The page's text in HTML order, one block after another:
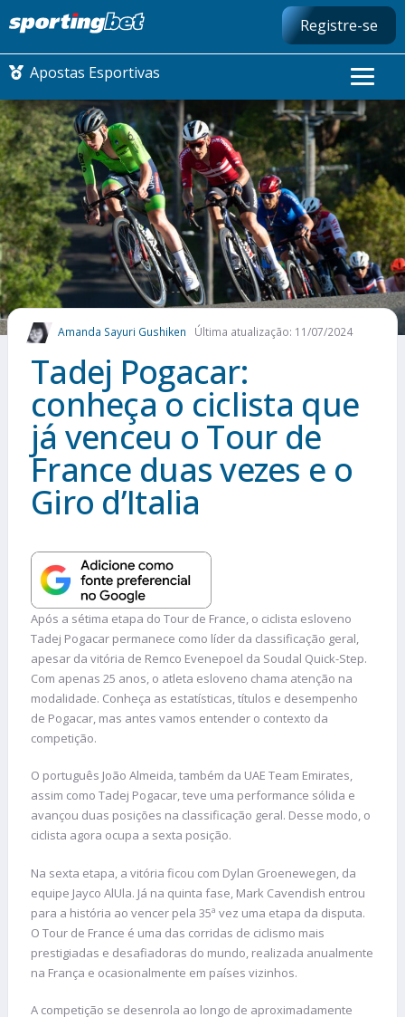
Registre-se
Apostas Esportivas
CONMEBOL LIBERTADORES
FUTEBOL NACIONAL
FUTEBOL INTERNACIONAL
COMO APOSTAR
MAIS ESPORTES
Amanda Sayuri Gushiken Última atualização: 11/07/2024
Tadej Pogacar:
conheça o ciclista que
já venceu o Tour de
France duas vezes e o
Giro d’Italia
Após a sétima etapa do Tour de France, o ciclista esloveno
Tadej Pogacar permanece como líder da classificação geral,
apesar da vitória de Remco Evenepoel da Soudal Quick-Step.
Com apenas 25 anos, o atleta esloveno chama atenção na
modalidade. Conheça as estatísticas, títulos e desempenho
de Pogacar, mas antes vamos entender o contexto da
competição.
O português João Almeida, também da UAE Team Emirates,
assim como Tadej Pogacar, teve uma performance sólida e
avançou duas posições na classificação geral. Desse modo, o
ciclista agora ocupa a sexta posição.
Na sexta etapa, a vitória ficou com Dylan Groenewegen, da
equipe Jayco AlUla. Já na quinta fase, Mark Cavendish entrou
para a história ao vencer pela 35ª vez uma etapa da disputa.
O Tour de France é uma das corridas de ciclismo mais
prestigiadas e desafiadoras do mundo, realizada anualmente
na França e ocasionalmente em países vizinhos.
A competição se desenrola ao longo de aproximadamente